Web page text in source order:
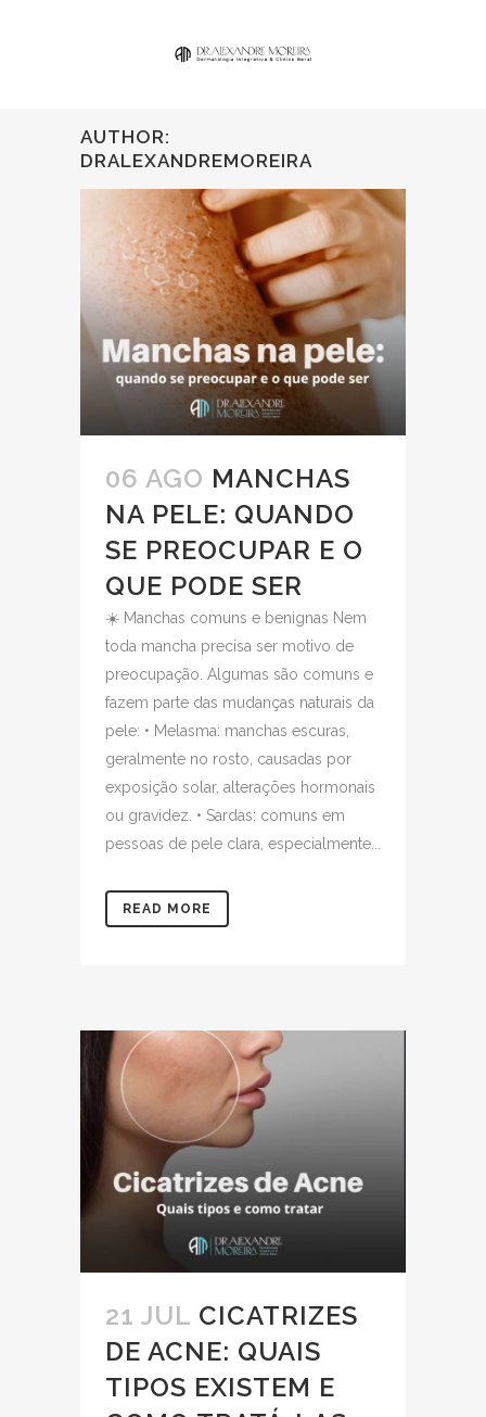
AUTHOR:
DRALEXANDREMOREIRA
06 AGO MANCHAS
NA PELE: QUANDO
SE PREOCUPAR E O
QUE PODE SER
☀️ Manchas comuns e benignas Nem
toda mancha precisa ser motivo de
preocupação. Algumas são comuns e
fazem parte das mudanças naturais da
pele: • Melasma: manchas escuras,
geralmente no rosto, causadas por
exposição solar, alterações hormonais
ou gravidez. • Sardas: comuns em
pessoas de pele clara, especialmente...
READ MORE
21 JUL CICATRIZES
DE ACNE: QUAIS
TIPOS EXISTEM E